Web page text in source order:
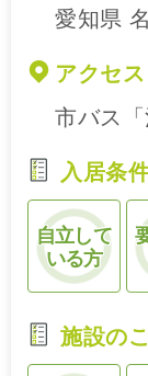
愛知県
アクセス
市バス
入居条
自立して
いる方
施設の